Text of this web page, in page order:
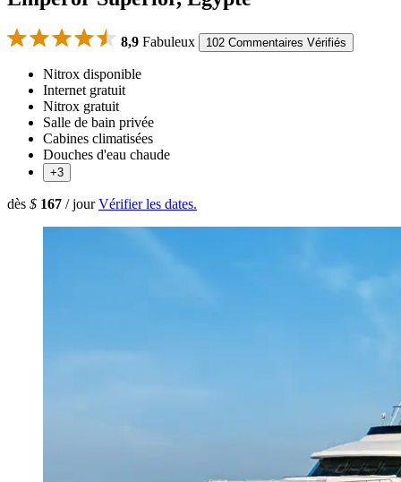
8,9 Fabuleux 102 Commentaires Vérifiés
Nitrox disponible
Internet gratuit
Nitrox gratuit
Salle de bain privée
Cabines climatisées
Douches d'eau chaude
+3
dès $ 167 / jour Vérifier les dates.